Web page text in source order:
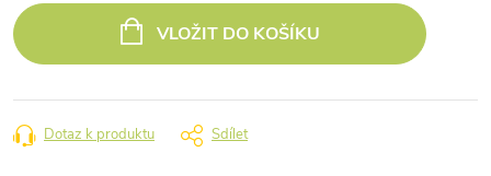
cena:
VLOŽIT DO KOŠÍKU
Dotaz k produktu Sdílet